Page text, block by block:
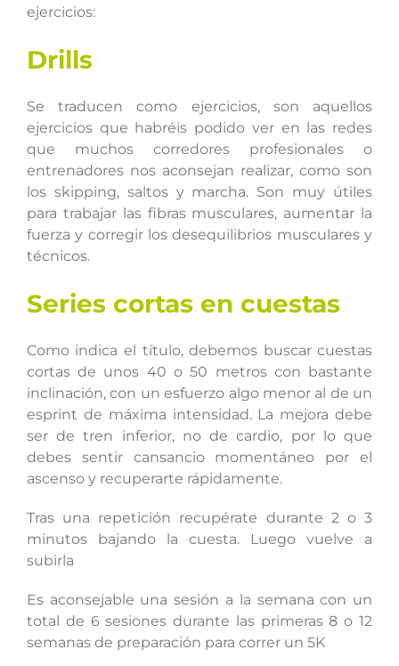
ejercicios:
Drills
Se traducen como ejercicios, son aquellos
ejercicios que habréis podido ver en las redes
que muchos corredores profesionales o
entrenadores nos aconsejan realizar, como son
los skipping, saltos y marcha. Son muy útiles
para trabajar las fibras musculares, aumentar la
fuerza y corregir los desequilibrios musculares y
técnicos.
Series cortas en cuestas
Como indica el título, debemos buscar cuestas
cortas de unos 40 o 50 metros con bastante
inclinación, con un esfuerzo algo menor al de un
esprint de máxima intensidad. La mejora debe
ser de tren inferior, no de cardio, por lo que
debes sentir cansancio momentáneo por el
ascenso y recuperarte rápidamente.
Tras una repetición recupérate durante 2 o 3
minutos bajando la cuesta. Luego vuelve a
subirla
Es aconsejable una sesión a la semana con un
total de 6 sesiones durante las primeras 8 o 12
semanas de preparación para correr un 5K